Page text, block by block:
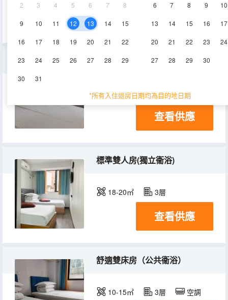
2 3 4 5 6 7 8
9 10 11 12 13 14 15
16 17 18 19 20 21 22
23 24 25 26 27 28 29
30 31
6 7 8 9 10
13 14 15 16 17
20 21 22 23 24
27 28 29 30
*所有入住退房日期均為目的地日期
標準雙床房
18-20㎡ 3層 空調
查看供應
標準雙人房(獨立衞浴)
18-20㎡ 3層
查看供應
舒適雙床房（公共衞浴）
10-15㎡ 3層 空調